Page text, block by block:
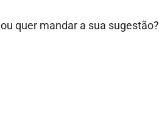
quer mandar a sua sugestão?